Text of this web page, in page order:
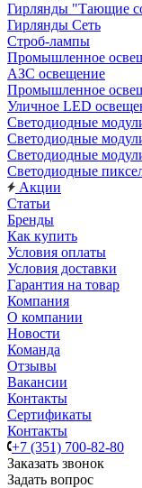
Гирлянды "Тающие
Гирлянды Сеть
Строб-лампы
Промышленное
АЗС освещение
Промышленное
Уличное LED
Светодиодные
Светодиодные
Светодиодные
Светодиодные
Акции
Статьи
Бренды
Как купить
Условия оплаты
Условия доставки
Гарантия на товар
Компания
О компании
Новости
Команда
Отзывы
Вакансии
Контакты
Сертификаты
Контакты
+7 (351) 700-82-80
Заказать звонок
Задать вопрос